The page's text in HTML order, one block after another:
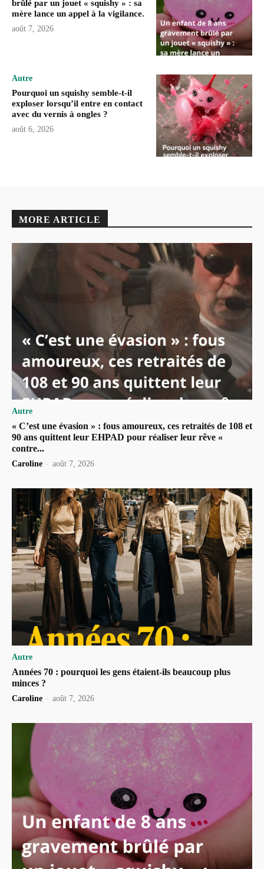
brûlé par un jouet « squishy » : sa
mère lance un appel à la vigilance.
août 7, 2026
Autre
Pourquoi un squishy semble-t-il
exploser lorsqu’il entre en contact
avec du vernis à ongles ?
août 6, 2026
MORE ARTICLE
Autre
« C’est une évasion » : fous amoureux, ces retraités de 108 et
90 ans quittent leur EHPAD pour réaliser leur rêve «
contre...
Caroline - août 7, 2026
Autre
Années 70 : pourquoi les gens étaient-ils beaucoup plus
minces ?
Caroline - août 7, 2026